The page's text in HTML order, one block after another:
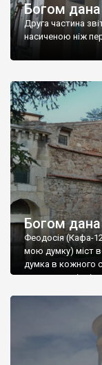
Богом
Друга частина
насиченою ніж
Богом
Феодосія (Кафа-
мою думку) міст
думка в кожного
запрошую